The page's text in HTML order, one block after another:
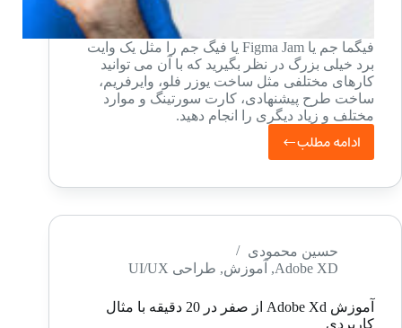
فیگما جم یا Figma Jam یا فیگ جم را مثل یک وایت
برد خیلی بزرگ در نظر بگیرید که با آن می توانید
کارهای مختلفی مثل ساخت یوزر فلو، وایرفریم،
ساخت طرح پیشنهادی، کارت سورتینگ و موارد
مختلف و زیاد دیگری را انجام دهید.
ادامه مطلب
آموزش
وایت
برد
برای
حسین محمودی
Adobe XD
, آموزش, طراحی UI/UX
آموزش Adobe Xd از صفر در 20 دقیقه با مثال
کاربردی